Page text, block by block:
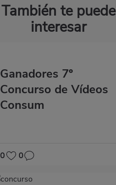
También te puede
interesar
Ganadores 7º
Concurso de Vídeos
Consum
0 0